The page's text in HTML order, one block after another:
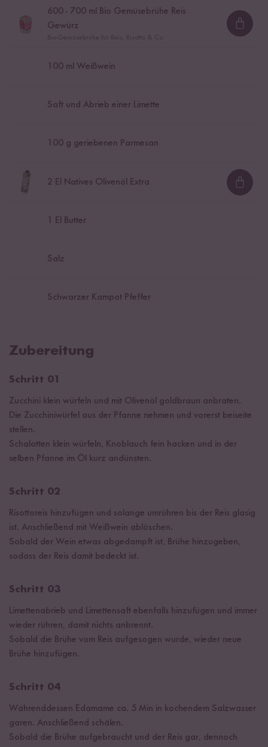
600 - 700 ml Bio Gemüsebrühe Reis
Gewürz
100 ml Weißwein
Saft und Abrieb einer Limette
100 g geriebenen Parmesan
2 El Natives Olivenöl Extra
1 El Butter
Salz
Schwarzer Kampot Pfeffer
Zubereitung
Schritt 01
Zucchini klein würfeln und mit Olivenöl goldbraun anbraten.
Die Zucchiniwürfel aus der Pfanne nehmen und vorerst beiseite
stellen.
Schalotten klein würfeln, Knoblauch fein hacken und in der
selben Pfanne im Öl kurz andünsten.
Schritt 02
Risottoreis hinzufügen und solange umrühren bis der Reis glasig
ist. Anschließend mit Weißwein ablöschen.
Sobald der Wein etwas abgedampft ist, Brühe hinzugeben,
sodass der Reis damit bedeckt ist.
Schritt 03
Limettenabrieb und Limettensaft ebenfalls hinzufügen und immer
wieder rühren, damit nichts anbrennt.
Sobald die Brühe vom Reis aufgesogen wurde, wieder neue
Brühe hinzufügen.
Schritt 04
Währenddessen Edamame ca. 5 Min in kochendem Salzwasser
garen. Anschließend schälen.
Sobald die Brühe aufgebraucht und der Reis gar, dennoch